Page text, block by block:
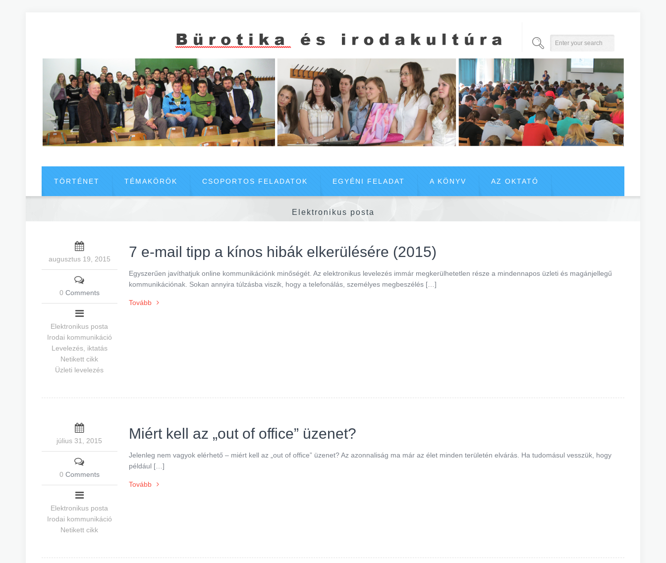
TÖRTÉNET TÉMAKÖRÖK CSOPORTOS FELADATOK EGYÉNI FELADAT A KÖNYV AZ OKTATÓ
Elektronikus posta
7 e-mail tipp a kínos hibák elkerülésére (2015)
Egyszerűen javíthatjuk online kommunikációnk minőségét. Az elektronikus levelezés immár megkerülhetetlen része a mindennapos üzleti és magánjellegű
kommunikációnak. Sokan annyira túlzásba viszik, hogy a telefonálás, személyes megbeszélés […]
Tovább
augusztus 19, 2015
0 Comments
Elektronikus posta
Irodai kommunikáció
Levelezés, iktatás
Netikett cikk
Üzleti levelezés
Miért kell az „out of office” üzenet?
Jelenleg nem vagyok elérhető – miért kell az „out of office” üzenet? Az azonnaliság ma már az élet minden területén elvárás. Ha tudomásul vesszük, hogy
például […]
Tovább
július 31, 2015
0 Comments
Elektronikus posta
Irodai kommunikáció
Netikett cikk